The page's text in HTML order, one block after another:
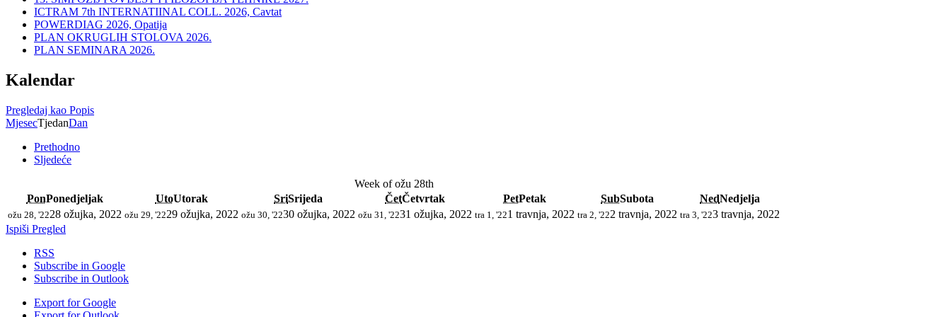
ICTRAM 7th INTERNATIINAL COLL. 2026, Cavtat
POWERDIAG 2026, Opatija
PLAN OKRUGLIH STOLOVA 2026.
PLAN SEMINARA 2026.
Kalendar
Pregledaj kao Popis
MjesecTjedanDan
Prethodno
Sljedeće
Week of ožu 28th
PonPonedjeljak UtoUtorak SriSrijeda ČetČetvrtak PetPetak SubSubota NedNedjelja
ožu 28, '2228 ožujka, 2022 ožu 29, '2229 ožujka, 2022 ožu 30, '2230 ožujka, 2022 ožu 31, '2231 ožujka, 2022 tra 1, '221 travnja, 2022 tra 2, '222 travnja, 2022 tra 3, '223 travnja, 2022
Ispiši Pregled
RSS
Subscribe in Google
Subscribe in Outlook
Export forGoogle